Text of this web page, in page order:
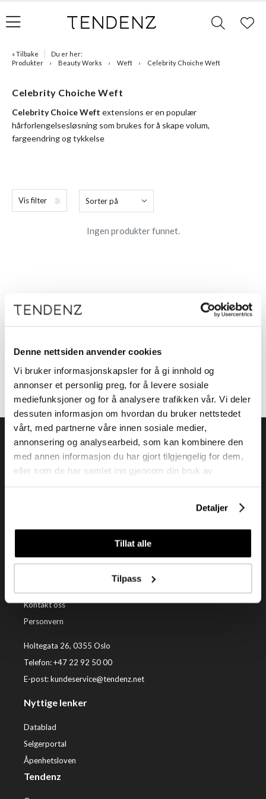
Denne nettsiden anvender cookies
Vi bruker informasjonskapsler for å gi innhold og
annonser et personlig preg, for å levere sosiale
mediefunksjoner og for å analysere trafikken vår. Vi deler
dessuten informasjon om hvordan du bruker nettstedet
vårt, med partnerne våre innen sosiale medier,
annonsering og analysearbeid, som kan kombinere den
med annen informasjon du har gjort tilgjengelig for dem,
eller som de har samlet inn gjennom din bruk av
Detaljer
Tillat alle
Tilpass
« Tilbake
Du er her:
Produkter
Beauty Works Weft Celebrity Choiche Weft
Celebrity Choiche Weft
Celebrity Choice Weft extensions er en populær
hårforlengelsesløsning som brukes for å skape volum,
fargeendring og tykkelse
Vis filter Sorter på
Ingen produkter funnet.
Meld meg på
Kundeservice
Kontakt oss
Personvern
Holtegata 26, 0355 Oslo
Telefon: +47 22 92 50 00
E-post:kundeservice@tendenz.net
Nyttige lenker
Datablad
Selgerportal
Åpenhetsloven
Tendenz